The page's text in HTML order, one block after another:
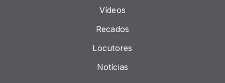
Vídeos
Recados
Locutores
Notícias